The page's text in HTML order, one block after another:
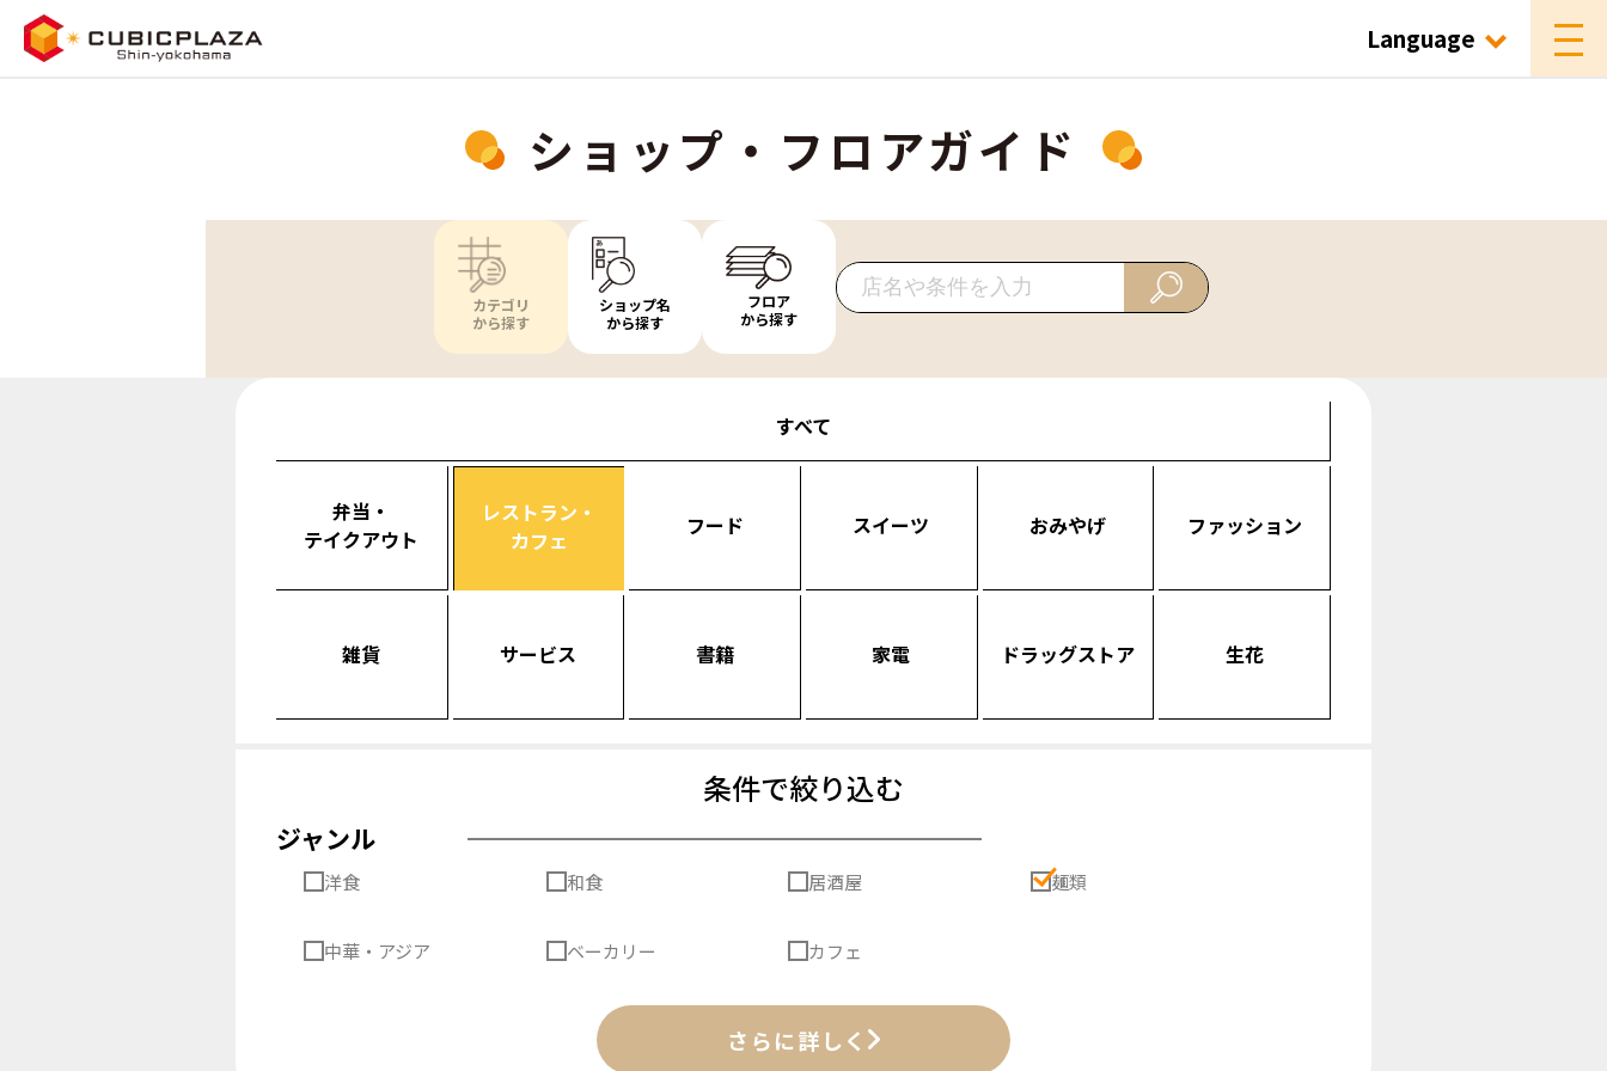
Language
ショップ・フロアガイド
カテゴリ
から探す
ショップ名
から探す
フロア
から探す
すべて
弁当・
テイクアウト
レストラン・
カフェ
フード スイーツ おみやげ ファッション
雑貨 サービス 書籍 家電 ドラッグストア 生花
条件で絞り込む
ジャンル
洋食 和食 居酒屋 麺類
中華・アジア ベーカリー カフェ
さらに詳しく